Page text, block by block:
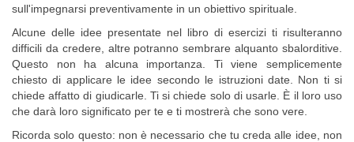
sull'impegnarsi preventivamente in un obiettivo spirituale.
Alcune delle idee presentate nel libro di esercizi ti risulteranno
difficili da credere, altre potranno sembrare alquanto sbalorditive.
Questo non ha alcuna importanza. Ti viene semplicemente
chiesto di applicare le idee secondo le istruzioni date. Non ti si
chiede affatto di giudicarle. Ti si chiede solo di usarle. È il loro uso
che darà loro significato per te e ti mostrerà che sono vere.
Ricorda solo questo: non è necessario che tu creda alle idee, non